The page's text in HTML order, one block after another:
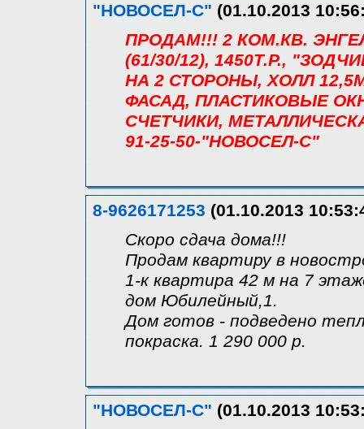
"НОВОСЕЛ-С" (01.10.2013
ПРОДАМ!!! 2 КОМ.КВ.
(61/30/12), 1450Т.Р.,
НА 2 СТОРОНЫ, ХОЛЛ
ФАСАД, ПЛАСТИКОВЫЕ
СЧЕТЧИКИ,
91-25-50-"НОВОСЕЛ-С"
8-9626171253 (01.10.2013
Скоро сдача дома!!!
Продам квартиру в
1-к квартира 42 м на 7
дом Юбилейный,1.
Дом готов - подведено
покраска. 1 290 000 р.
"НОВОСЕЛ-С" (01.10.2013